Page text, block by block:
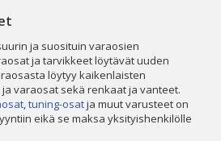
ja suosituin varaosien
ja tarvikkeet löytävät uuden
löytyy kaikenlaisten
varaosat sekä renkaat ja vanteet.
,tuning-osatja muut varusteet on
eikä se maksa yksityishenkilölle